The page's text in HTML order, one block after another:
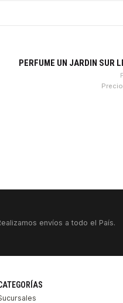
PERFUME UN JARDIN SUR
envíos a todo el País.